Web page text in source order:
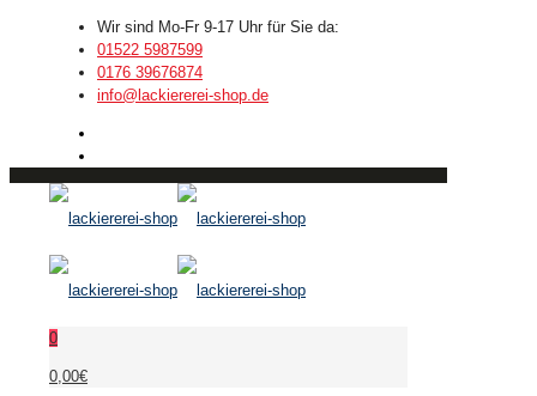
Wir sind Mo-Fr 9-17 Uhr für Sie da:
01522 5987599
0176 39676874
info@lackiererei-shop.de
0
0,00€